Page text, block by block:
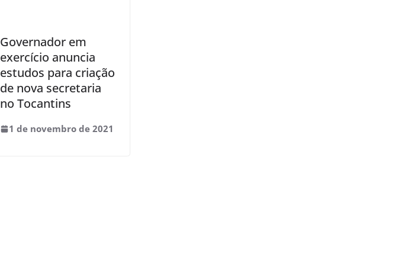
Governador em
exercício anuncia
estudos para criação
de nova secretaria
no Tocantins
1 de novembro de 2021